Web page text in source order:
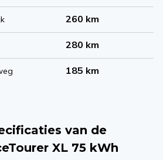
260 km
280 km
185 km
van de
XL 75 kWh